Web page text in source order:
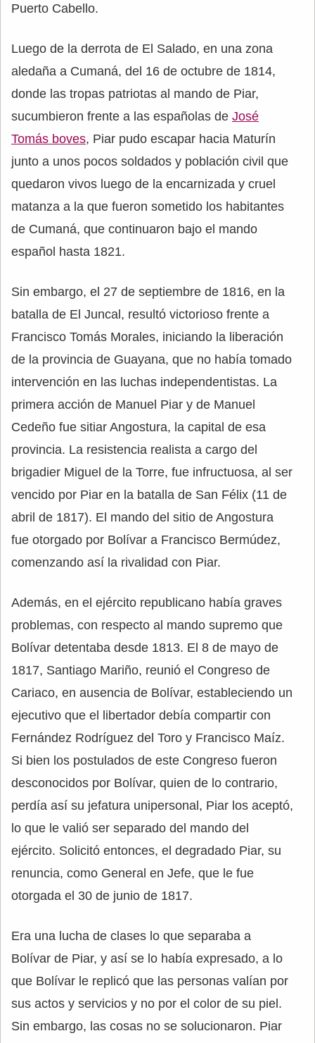
Puerto Cabello.
Luego de la derrota de El Salado, en una zona
aledaña a Cumaná, del 16 de octubre de 1814,
donde las tropas patriotas al mando de Piar,
sucumbieron frente a las españolas de José
Tomás boves, Piar pudo escapar hacia Maturín
junto a unos pocos soldados y población civil que
quedaron vivos luego de la encarnizada y cruel
matanza a la que fueron sometido los habitantes
de Cumaná, que continuaron bajo el mando
español hasta 1821.
Sin embargo, el 27 de septiembre de 1816, en la
batalla de El Juncal, resultó victorioso frente a
Francisco Tomás Morales, iniciando la liberación
de la provincia de Guayana, que no había tomado
intervención en las luchas independentistas. La
primera acción de Manuel Piar y de Manuel
Cedeño fue sitiar Angostura, la capital de esa
provincia. La resistencia realista a cargo del
brigadier Miguel de la Torre, fue infructuosa, al ser
vencido por Piar en la batalla de San Félix (11 de
abril de 1817). El mando del sitio de Angostura
fue otorgado por Bolívar a Francisco Bermúdez,
comenzando así la rivalidad con Piar.
Además, en el ejército republicano había graves
problemas, con respecto al mando supremo que
Bolívar detentaba desde 1813. El 8 de mayo de
1817, Santiago Mariño, reunió el Congreso de
Cariaco, en ausencia de Bolívar, estableciendo un
ejecutivo que el libertador debía compartir con
Fernández Rodríguez del Toro y Francisco Maíz.
Si bien los postulados de este Congreso fueron
desconocidos por Bolívar, quien de lo contrario,
perdía así su jefatura unipersonal, Piar los aceptó,
lo que le valió ser separado del mando del
ejército. Solicitó entonces, el degradado Piar, su
renuncia, como General en Jefe, que le fue
otorgada el 30 de junio de 1817.
Era una lucha de clases lo que separaba a
Bolívar de Piar, y así se lo había expresado, a lo
que Bolívar le replicó que las personas valían por
sus actos y servicios y no por el color de su piel.
Sin embargo, las cosas no se solucionaron. Piar